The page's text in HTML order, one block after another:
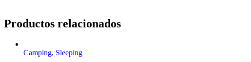
Productos relacionados
Camping, Sleeping